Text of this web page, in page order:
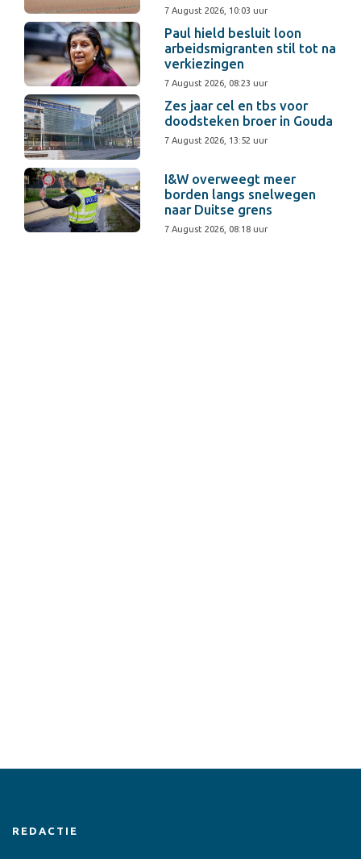
7 August 2026, 10:03 uur
Paul hield besluit loon
arbeidsmigranten stil tot na
verkiezingen
7 August 2026, 08:23 uur
Zes jaar cel en tbs voor
doodsteken broer in Gouda
7 August 2026, 13:52 uur
I&W overweegt meer
borden langs snelwegen
naar Duitse grens
7 August 2026, 08:18 uur
REDACTIE